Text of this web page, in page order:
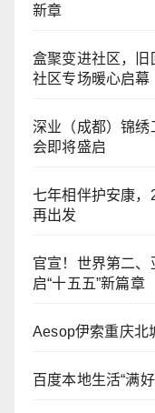
新章
盒聚变进社区，
社区专场暖心启幕
深业（成都）锦
会即将盛启
七年相伴护安康，
再出发
官宣！世界第二
启“十五五”新篇章
Aesop伊索重庆北
百度本地生活“满